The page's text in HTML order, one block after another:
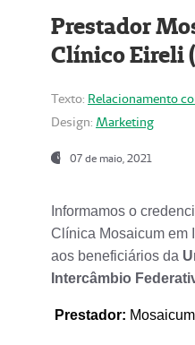
Prestador
Clínico Eireli
Texto: Relacionamento
Design: Marketing
07 de maio, 2021
Informamos o
Clínica Mosaicum em
aos beneficiários da
Intercâmbio
Prestador: